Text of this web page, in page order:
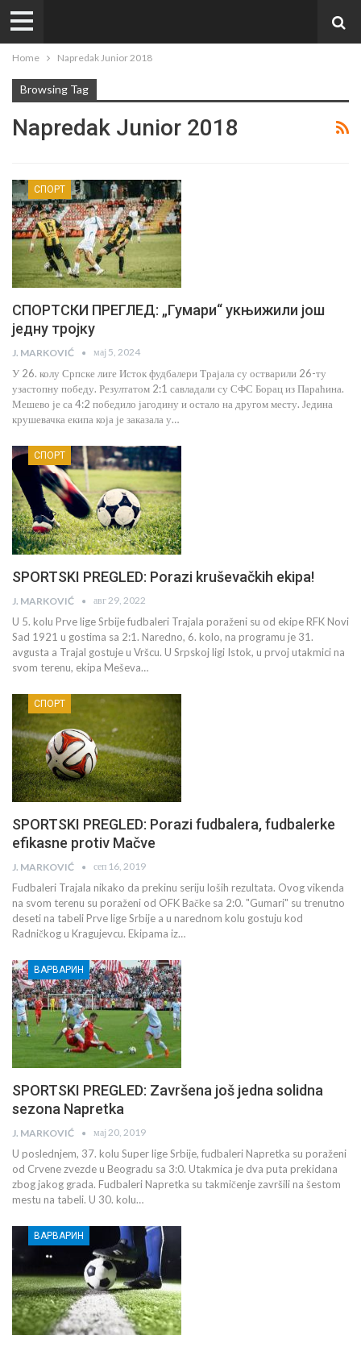
Home Napredak Junior 2018
Browsing Tag
Napredak Junior 2018
СПОРТ
СПОРТСКИ ПРЕГЛЕД: „Гумари“ укњижили још
једну тројку
J. MARKOVIĆ мај 5, 2024
У 26. колу Српске лиге Исток фудбалери Трајала су остварили 26-ту
узастопну победу. Резултатом 2:1 савладали су СФС Борац из Параћина.
Мешево је са 4:2 победило јагодину и остало на другом месту. Једина
крушевачка екипа која је заказала у…
СПОРТ
SPORTSKI PREGLED: Porazi kruševačkih ekipa!
J. MARKOVIĆ авг 29, 2022
U 5. kolu Prve lige Srbije fudbaleri Trajala poraženi su od ekipe RFK Novi
Sad 1921 u gostima sa 2:1. Naredno, 6. kolo, na programu je 31.
avgusta a Trajal gostuje u Vršcu. U Srpskoj ligi Istok, u prvoj utakmici na
svom terenu, ekipa Meševa…
СПОРТ
SPORTSKI PREGLED: Porazi fudbalera, fudbalerke
efikasne protiv Mačve
J. MARKOVIĆ сеп 16, 2019
Fudbaleri Trajala nikako da prekinu seriju loših rezultata. Ovog vikenda
na svom terenu su poraženi od OFK Bačke sa 2:0. "Gumari" su trenutno
deseti na tabeli Prve lige Srbije a u narednom kolu gostuju kod
Radničkog u Kragujevcu. Ekipama iz…
ВАРВАРИН
SPORTSKI PREGLED: Završena još jedna solidna
sezona Napretka
J. MARKOVIĆ мај 20, 2019
U poslednjem, 37. kolu Super lige Srbije, fudbaleri Napretka su poraženi
od Crvene zvezde u Beogradu sa 3:0. Utakmica je dva puta prekidana
zbog jakog grada. Fudbaleri Napretka su takmičenje završili na šestom
mestu na tabeli. U 30. kolu…
ВАРВАРИН